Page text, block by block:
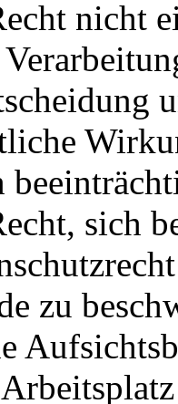
nicht
sich
zu